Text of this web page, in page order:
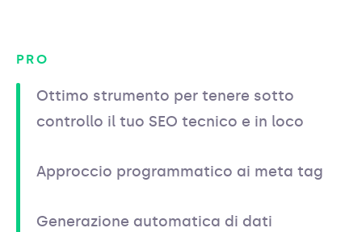
PRO
Ottimo strumento per tenere sotto
controllo il tuo SEO tecnico e in loco
Approccio programmatico ai meta tag
Generazione automatica di dati